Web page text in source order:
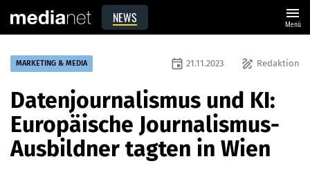
NEWS menu
Menü
MARKETING & MEDIA draw Redaktion
event 21.11.2023
Datenjournalismus und KI:
Europäische Journalismus-
Ausbildner tagten in Wien